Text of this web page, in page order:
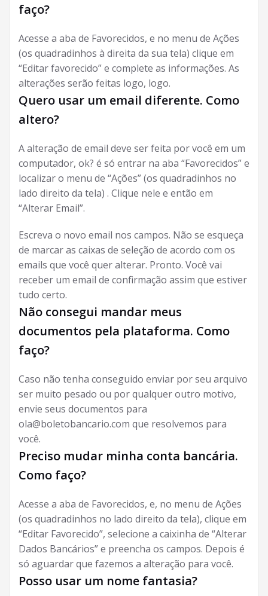
faço?
Acesse a aba de Favorecidos, e no menu de Ações
(os quadradinhos à direita da sua tela) clique em
“Editar favorecido” e complete as informações. As
alterações serão feitas logo, logo.
Quero usar um email diferente. Como
altero?
A alteração de email deve ser feita por você em um
computador, ok? é só entrar na aba “Favorecidos” e
localizar o menu de “Ações” (os quadradinhos no
lado direito da tela) . Clique nele e então em
“Alterar Email”.
Escreva o novo email nos campos. Não se esqueça
de marcar as caixas de seleção de acordo com os
emails que você quer alterar. Pronto. Você vai
receber um email de confirmação assim que estiver
tudo certo.
Não consegui mandar meus
documentos pela plataforma. Como
faço?
Caso não tenha conseguido enviar por seu arquivo
ser muito pesado ou por qualquer outro motivo,
envie seus documentos para
ola@boletobancario.com que resolvemos para
você.
Preciso mudar minha conta bancária.
Como faço?
Acesse a aba de Favorecidos, e, no menu de Ações
(os quadradinhos no lado direito da tela), clique em
“Editar Favorecido”, selecione a caixinha de “Alterar
Dados Bancários” e preencha os campos. Depois é
só aguardar que fazemos a alteração para você.
Posso usar um nome fantasia?